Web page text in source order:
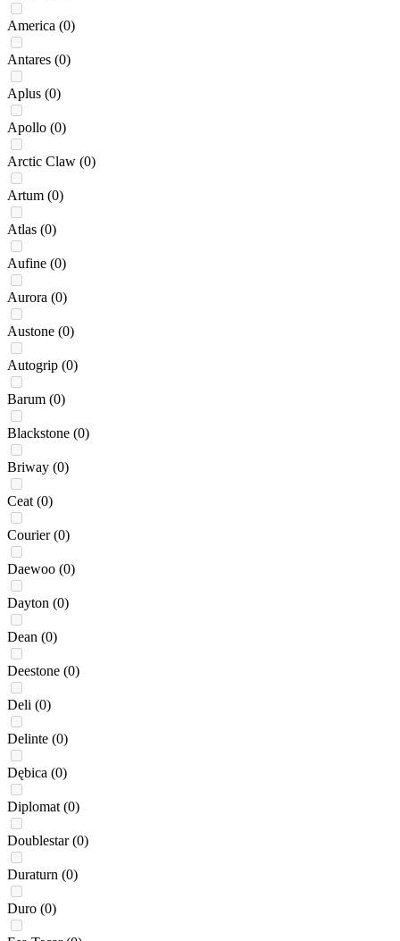
America (0)
Antares (0)
Aplus (0)
Apollo (0)
Arctic Claw (0)
Artum (0)
Atlas (0)
Aufine (0)
Aurora (0)
Austone (0)
Autogrip (0)
Barum (0)
Blackstone (0)
Briway (0)
Ceat (0)
Courier (0)
Daewoo (0)
Dayton (0)
Dean (0)
Deestone (0)
Deli (0)
Delinte (0)
Dębica (0)
Diplomat (0)
Doublestar (0)
Duraturn (0)
Duro (0)